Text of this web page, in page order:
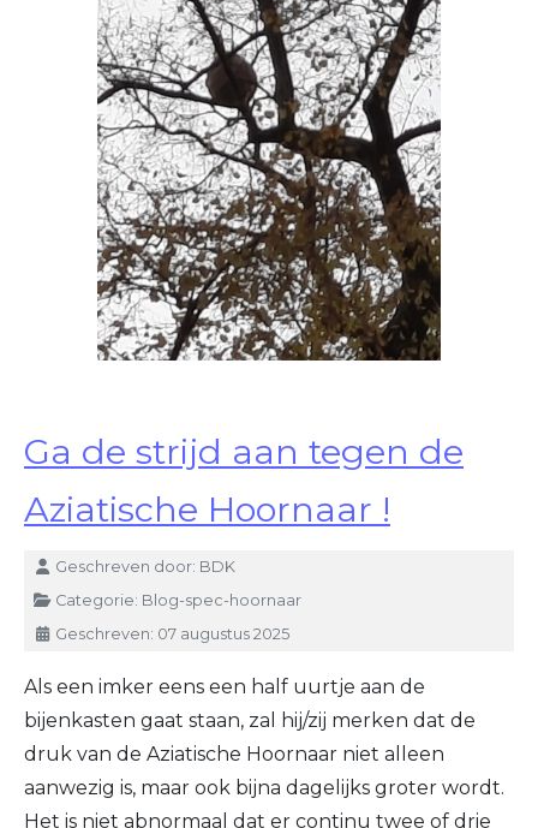
Ga de strijd aan tegen de
Aziatische Hoornaar !
DetailsGeschreven door: BDK
Categorie: Blog-spec-hoornaar
Geschreven: 07 augustus 2025
Als een imker eens een half uurtje aan de
bijenkasten gaat staan, zal hij/zij merken dat de
druk van de Aziatische Hoornaar niet alleen
aanwezig is, maar ook bijna dagelijks groter wordt.
Het is niet abnormaal dat er continu twee of drie